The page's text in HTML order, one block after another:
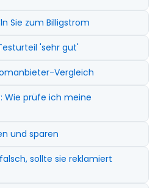
Sie zum Billigstrom
'sehr gut'
Vergleich
Wie prüfe ich meine
und sparen
sollte sie reklamiert